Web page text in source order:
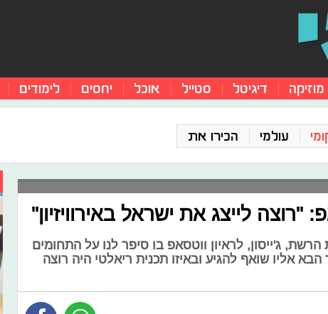
מוזיקה דיגיטל סטייל אוכל יחסים לימודים
עולמי הכירו את
"רוצה לייצג את ישראל באירוויזיון"
ג'ייסון, לראיון ווטסאפ בו סיפר לנו על התחומים
אליו שואף להגיע ובאיזו תכנית ריאלטי היה רוצה